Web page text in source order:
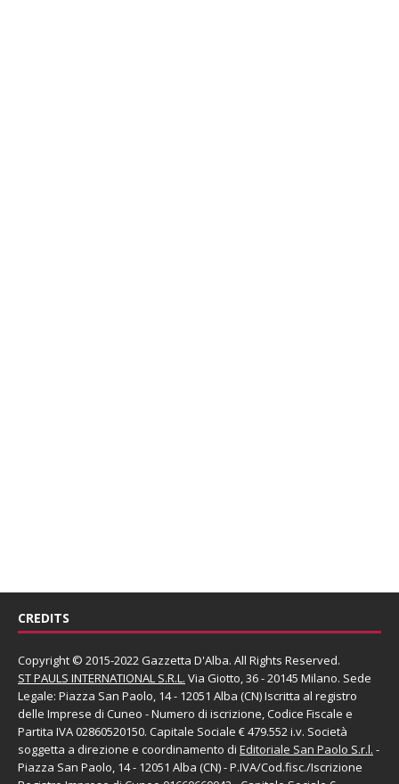
CREDITS
Copyright © 2015-2022 Gazzetta D'Alba. All Rights Reserved.
ST PAULS INTERNATIONAL S.R.L. Via Giotto, 36 - 20145 Milano. Sede
Legale: Piazza San Paolo, 14 - 12051 Alba (CN) Iscritta al registro
delle Imprese di Cuneo - Numero di iscrizione, Codice Fiscale e
Partita IVA 02860520150. Capitale Sociale € 479.552 i.v. Società
soggetta a direzione e coordinamento di Editoriale San Paolo S.r.l. -
Piazza San Paolo, 14 - 12051 Alba (CN) - P.IVA/Cod.fisc./Iscrizione